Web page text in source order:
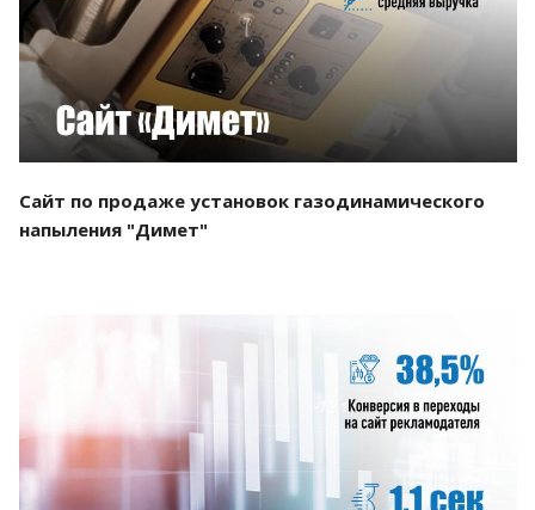
Сайт по продаже установок газодинамического
напыления "Димет"